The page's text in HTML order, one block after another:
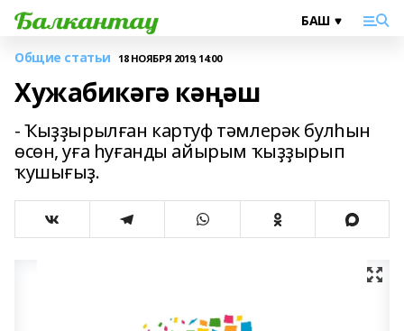
Общие статьи 18 НОЯБРЯ 2019, 14:00
Хужабикәгә кәңәш
- Ҡыҙҙырылған кар­­туф тәмлерәк бул­һын
өсөн, уға һуғанды айырым ҡыҙҙырып
ҡушығыҙ.